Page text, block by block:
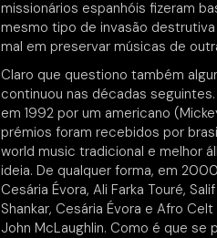
missionários espanhóis fizeram
mesmo tipo de invasão
mal em preservar músicas de
Claro que questiono também
continuou nas décadas
em 1992 por um americano
prémios foram recebidos por
world music tradicional e melhor
ideia. De qualquer forma, em
Cesária Évora, Ali Farka Touré,
Shankar, Cesária Évora e Afro
John McLaughlin. Como é que